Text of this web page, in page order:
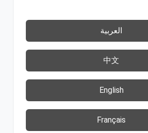
العربية
中文
English
Français